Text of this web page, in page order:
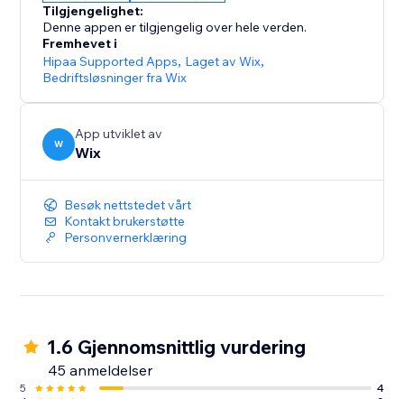
Tilgjengelighet:
Denne appen er tilgjengelig over hele verden.
Fremhevet i
Hipaa Supported Apps, Laget av Wix,
Bedriftsløsninger fra Wix
W
App utviklet av
Wix
Besøk nettstedet vårt
Kontakt brukerstøtte
Personvernerklæring
1.6 Gjennomsnittlig vurdering
45 anmeldelser
5
4